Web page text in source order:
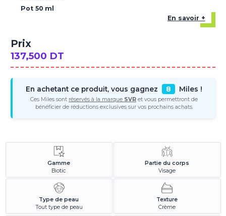
Pot 50 ml
En savoir +
Prix
137,500 DT
En achetant ce produit, vous gagnez 8 Miles !
Ces Miles sont réservés à la marque SVR et vous permettront de
bénéficier de réductions exclusives sur vos prochains achats.
Gamme
Biotic
Partie du corps
Visage
Type de peau
Tout type de peau
Texture
Crème